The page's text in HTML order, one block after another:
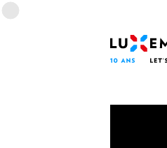
Menu des langues
Accueil